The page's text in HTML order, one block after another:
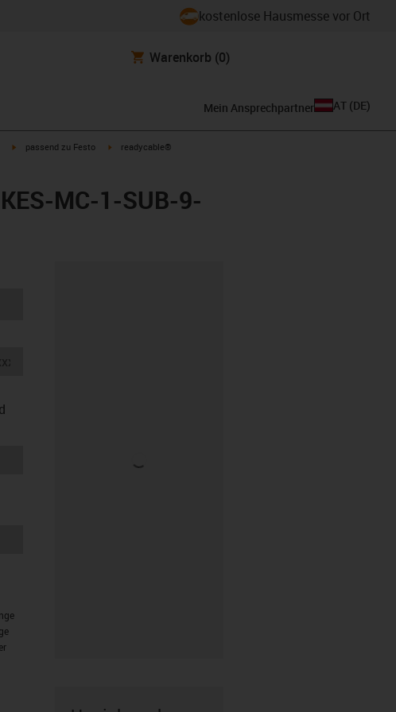
kostenlose Hausmesse vor Ort
Warenkorb (0)
Mein Ansprechpartner AT (DE)
igus-icon-arrow-right
passend zu Festo igus-icon-arrow-right
readycable®
MC-1-SUB-9-